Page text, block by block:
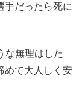
手だったら死に
な無理はした
めて大人しく安